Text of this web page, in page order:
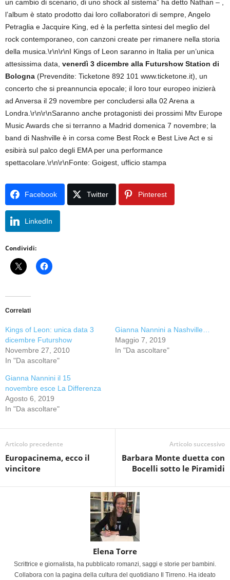
un cambio di scenario, di uno shock al sistema” ha detto Nathan – ,
l’album è stato prodotto dai loro collaboratori di sempre, Angelo
Petraglia e Jacquire King, ed è la perfetta sintesi del meglio del
rock contemporaneo, con canzoni create per rimanere nella storia
della musica.\r\n\r\nI Kings of Leon saranno in Italia per un’unica
attesissima data, venerdì 3 dicembre alla Futurshow Station di
Bologna (Prevendite: Ticketone 892 101 www.ticketone.it), un
concerto che si preannuncia epocale; il loro tour europeo inizierà
ad Anversa il 29 novembre per concludersi alla 02 Arena a
Londra.\r\n\r\nSaranno anche protagonisti dei prossimi Mtv Europe
Music Awards che si terranno a Madrid domenica 7 novembre; la
band di Nashville è in corsa come Best Rock e Best Live Act e si
esibirà sul palco degli EMA per una performance
spettacolare.\r\n\r\nFonte: Goigest, ufficio stampa
Facebook Twitter Pinterest
LinkedIn
Condividi:
Correlati
Kings of Leon: unica data 3
dicembre Futurshow
Novembre 27, 2010
In "Da ascoltare"
Gianna Nannini a Nashville…
Maggio 7, 2019
In "Da ascoltare"
Gianna Nannini il 15
novembre esce La Differenza
Agosto 6, 2019
In "Da ascoltare"
Articolo precedente
Europacinema, ecco il
vincitore
Articolo successivo
Barbara Monte duetta con
Bocelli sotto le Piramidi
Elena Torre
Scrittrice e giornalista, ha pubblicato romanzi, saggi e storie per bambini.
Collabora con la pagina della cultura del quotidiano Il Tirreno. Ha ideato